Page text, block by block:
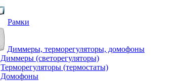
Рамки
Диммеры, терморегуляторы, домофоны
Диммеры (светорегуляторы)
Терморегуляторы (термостаты)
Домофоны